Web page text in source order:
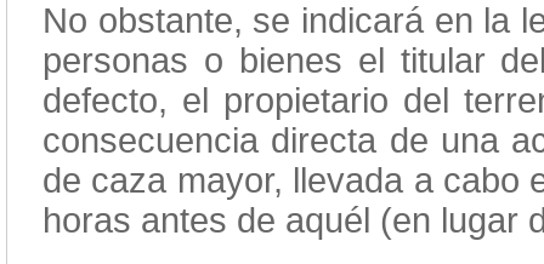
No obstante, se indicará en la
personas o bienes el titular
defecto, el propietario del
consecuencia directa de una
de caza mayor, llevada a cabo
horas antes de aquél (en lugar